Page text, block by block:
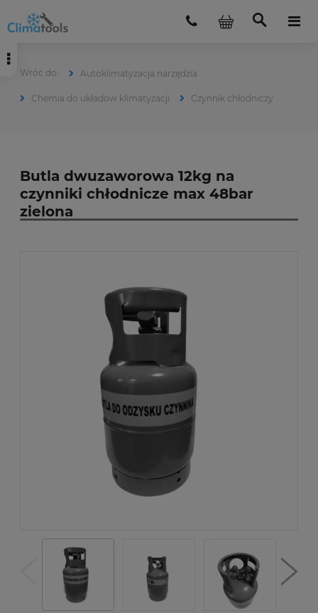
Autoklimatyzacja narzędzia
Chemia do układów klimatyzacji Czynnik chłodniczy
Butla dwuzaworowa 12kg na
czynniki chłodnicze max 48bar
zielona